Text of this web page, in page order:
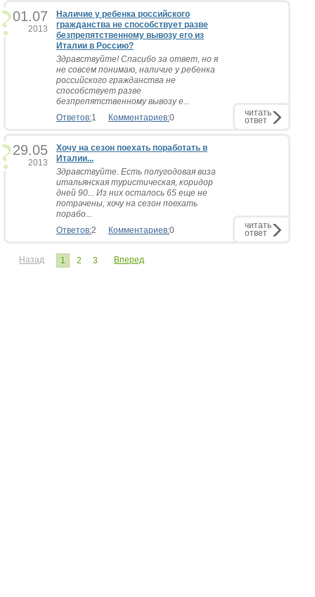
01.07
2013
Наличие у ребенка российского
гражданства не способствует разве
безпрепятственному вывозу его из
Италии в Россию?
Здравствуйте! Спасибо за ответ, но я
не совсем понимаю, наличие у ребенка
российского гражданства не
способствует разве
безпрепятственному вывозу е...
Ответов:1 Комментариев:0 читать
ответ
29.05
2013
Хочу на сезон поехать поработать в
Италии...
Здравствуйте. Есть полугодовая виза
итальянская туристическая, коридор
дней 90... Из них осталось 65 еще не
потрачены, хочу на сезон поехать
порабо...
Ответов:2 Комментариев:0 читать
ответ
Назад 1 2 3 Вперед